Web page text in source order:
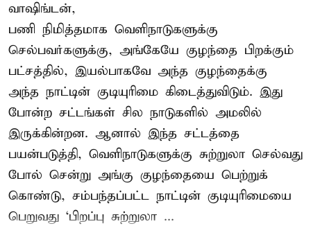
வாஷிங்டன்,
பணி நிமித்தமாக வெளிநாடுகளுக்கு
செல்பவர்களுக்கு, அங்கேயே குழந்தை பிறக்கும்
பட்சத்தில், இயல்பாகவே அந்த குழந்தைக்கு
அந்த நாட்டின் குடியுரிமை கிடைத்துவிடும். இது
போன்ற சட்டங்கள் சில நாடுகளில் அமலில்
இருக்கின்றன. ஆனால் இந்த சட்டத்தை
பயன்படுத்தி, வெளிநாடுகளுக்கு சுற்றுலா செல்வது
போல் சென்று அங்கு குழந்தையை பெற்றுக்
கொண்டு, சம்பந்தப்பட்ட நாட்டின் குடியுரிமையை
பெறுவது ‘பிறப்பு சுற்றுலா ...